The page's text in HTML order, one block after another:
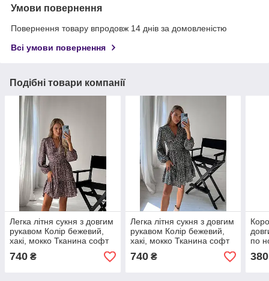
Умови повернення
Повернення товару впродовж 14 днів за домовленістю
Всі умови повернення
Подібні товари компанії
Легка літня сукня з довгим
рукавом Колір бежевий,
хакі, мокко Тканина софт
Розміри S-M,L-XL
740 ₴
Легка літня сукня з довгим
рукавом Колір бежевий,
хакі, мокко Тканина софт
Розміри S-M,L-XL
740₴
по
XL
380